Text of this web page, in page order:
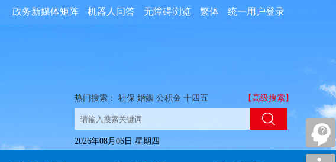
统一用户登录
繁体
无障碍浏览
机器人问答
政务新媒体矩阵
热门搜索： 社保 婚姻 公积金 十四五 【高级搜索】
2026年08月06日 星期四